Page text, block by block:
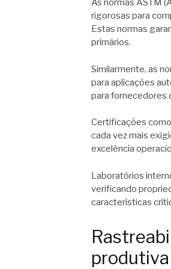
As normas ASTM
rigorosas para
Estas normas
primários.
Similarmente, as
para aplicações
para fornecedores
Certificações
cada vez mais
excelência
Laboratórios
verificando
características
produtiva